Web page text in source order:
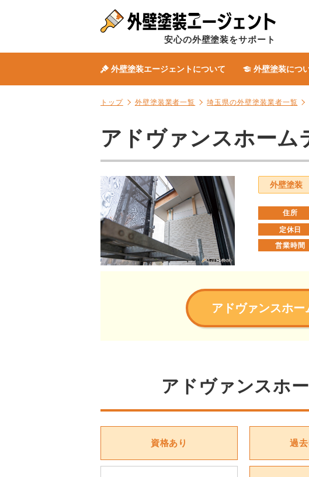
安心の外壁塗装をサポート
外壁塗装エージェントについて 外壁塗装につ
トップ 外壁塗装業者一覧 埼玉県の外壁塗装業者一覧
アドヴァンスホーム
外壁塗装
住所
定休日
営業時間
アドヴァンスホ
アドヴァンスホ
資格あり 過